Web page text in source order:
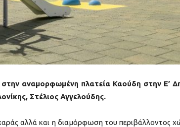
στην αναμορφωμένη πλατεία Καούδη στην Ε’
Στέλιος Αγγελούδης.
αλλά και η διαμόρφωση του περιβάλλοντος